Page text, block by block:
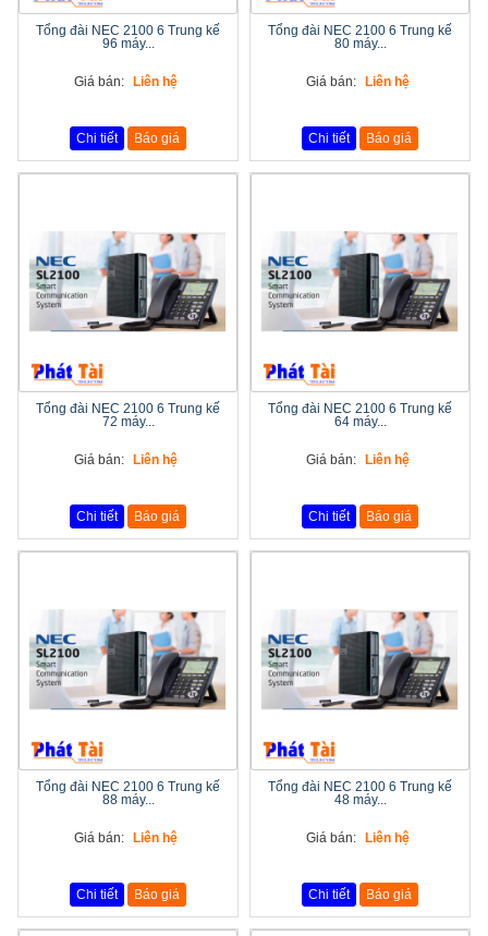
Tổng đài NEC 2100 6 Trung kế
96 máy...
Giá bán: Liên hệ
Chi tiết Báo giá
Tổng đài NEC 2100 6 Trung kế
80 máy...
Giá bán: Liên hệ
Chi tiết Báo giá
Tổng đài NEC 2100 6 Trung kế
72 máy...
Giá bán: Liên hệ
Chi tiết Báo giá
Tổng đài NEC 2100 6 Trung kế
64 máy...
Giá bán: Liên hệ
Chi tiết Báo giá
Tổng đài NEC 2100 6 Trung kế
88 máy...
Giá bán: Liên hệ
Chi tiết Báo giá
Tổng đài NEC 2100 6 Trung kế
48 máy...
Giá bán: Liên hệ
Chi tiết Báo giá